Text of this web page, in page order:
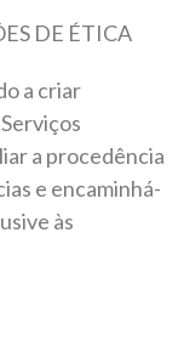
DE ÉTICA
a criar
a procedência
e encaminhá-
às